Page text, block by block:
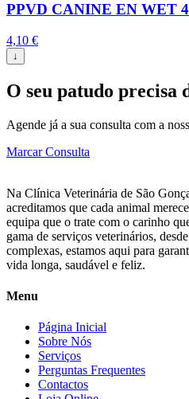
PPVD CANINE EN WET
4,10 €
↓
O seu patudo precisa
Agende já a sua consulta com a
Marcar Consulta
Na Clínica Veterinária de São
acreditamos que cada animal
equipa que o trate com o carinho
gama de serviços veterinários,
complexas, estamos aqui para
vida longa, saudável e feliz.
Menu
Página Inicial
Sobre Nós
Serviços
Perguntas Frequentes
Contactos